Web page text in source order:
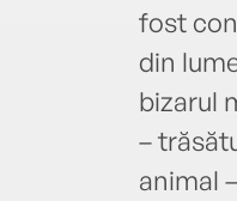
fost
din
bizarul
–
animal